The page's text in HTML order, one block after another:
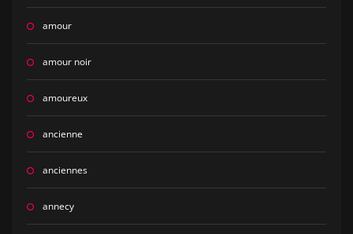
amour
amour noir
amoureux
ancienne
anciennes
annecy